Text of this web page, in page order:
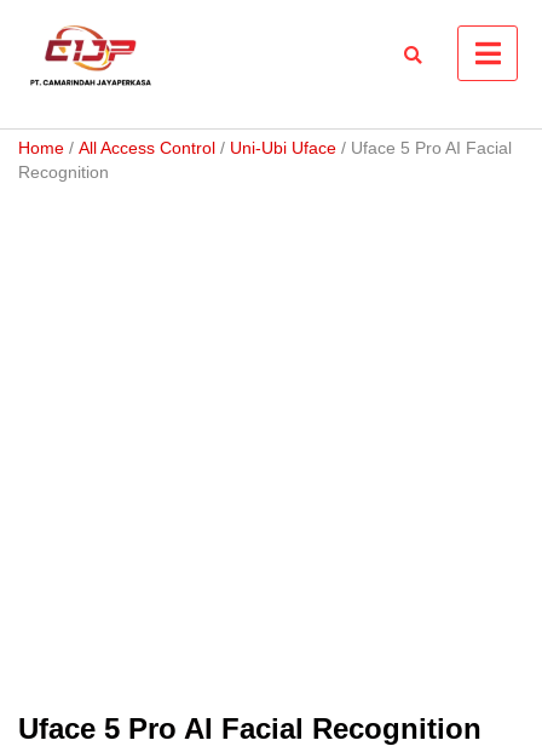
Home / All Access Control / Uni-Ubi Uface / Uface 5 Pro AI Facial
Recognition
Uface 5 Pro AI Facial Recognition